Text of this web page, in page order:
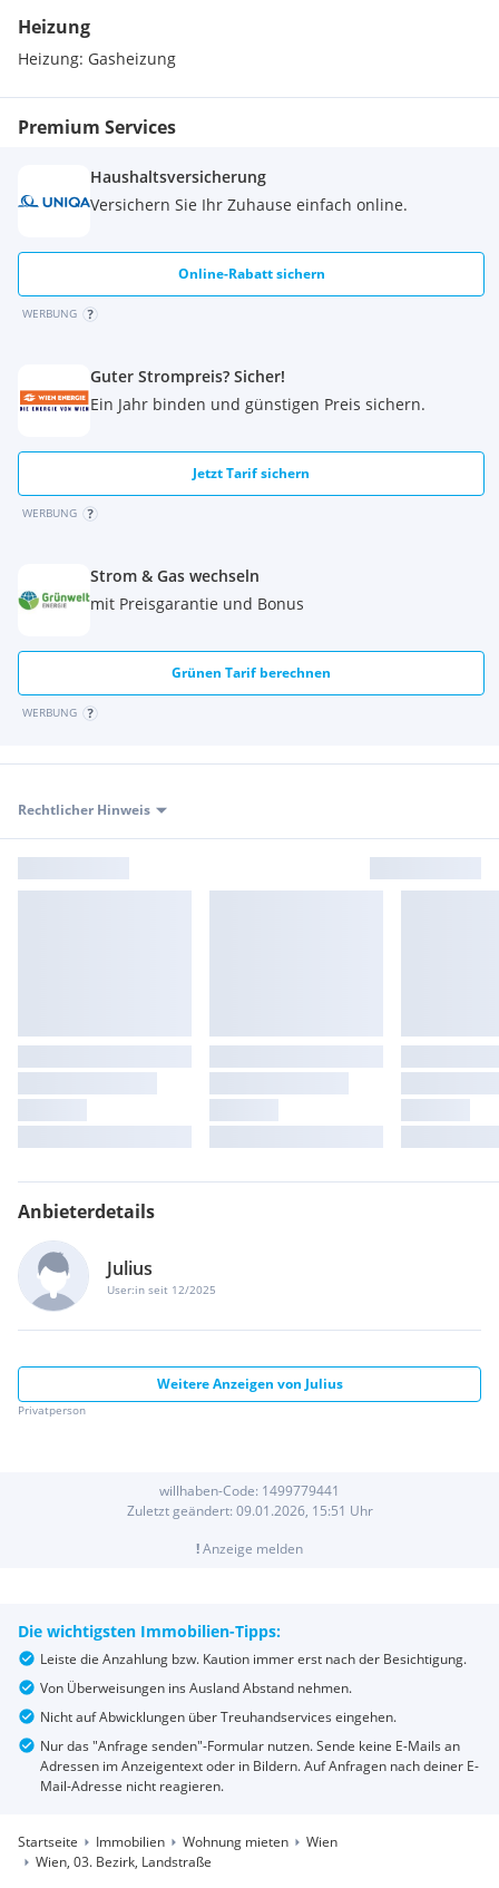
Heizung
Heizung: Gasheizung
Premium Services
Haushaltsversicherung
Versichern Sie Ihr Zuhause einfach online.
Online-Rabatt sichern
WERBUNG
Guter Strompreis? Sicher!
Ein Jahr binden und günstigen Preis sichern.
Jetzt Tarif sichern
WERBUNG
Strom & Gas wechseln
mit Preisgarantie und Bonus
Grünen Tarif berechnen
WERBUNG
Rechtlicher Hinweis
Anbieterdetails
Julius
User:in seit 12/2025
Weitere Anzeigen von Julius
Privatperson
willhaben-Code: 1499779441
Zuletzt geändert: 09.01.2026, 15:51 Uhr
!Anzeige melden
Die wichtigsten Immobilien-Tipps:
Leiste die Anzahlung bzw. Kaution immer erst nach der Besichtigung.
Von Überweisungen ins Ausland Abstand nehmen.
Nicht auf Abwicklungen über Treuhandservices eingehen.
Nur das "Anfrage senden"-Formular nutzen. Sende keine E-Mails an
Adressen im Anzeigentext oder in Bildern. Auf Anfragen nach deiner E-
Mail-Adresse nicht reagieren.
Startseite Immobilien Wohnung mieten
Wien
Wien, 03. Bezirk, Landstraße